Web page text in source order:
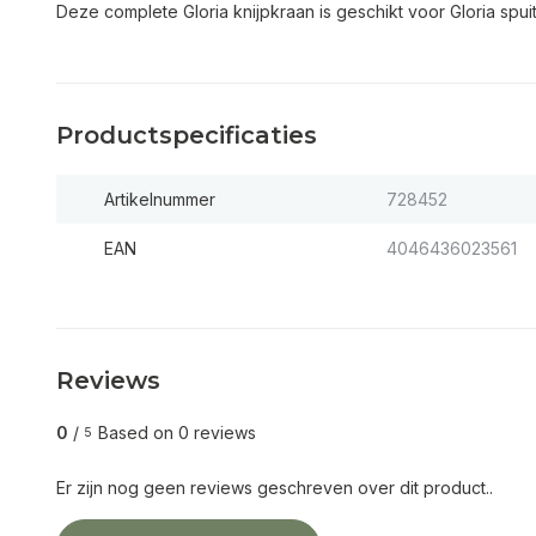
Deze complete Gloria knijpkraan is geschikt voor Gloria
Productspecificaties
Artikelnummer 728452
EAN 4046436023561
Reviews
0 / 5 Based on 0 reviews
Er zijn nog geen reviews geschreven over dit product..